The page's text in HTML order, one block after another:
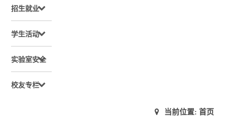
招生就业
学生活动
实验室安全
校友专栏
当前位置: 首页